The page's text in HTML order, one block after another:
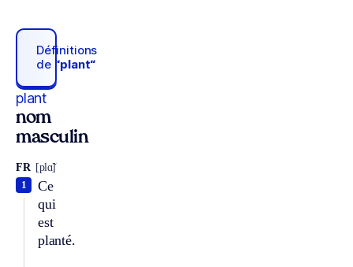
Définitions
de “plant“
plant
nom
masculin
FR [plɑ̃]
Ce
qui
est
planté.
1